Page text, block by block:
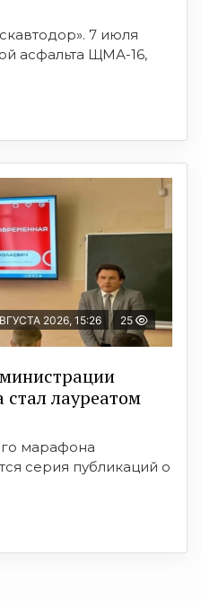
7 июля
асфальта ЩМА-16,
2026, 15:26 25
лауреатом
марафона
серия публикаций о